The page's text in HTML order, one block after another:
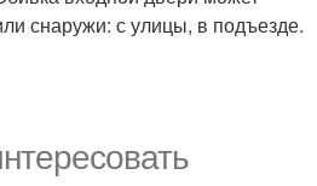
снаружи: с улицы, в подъезде.